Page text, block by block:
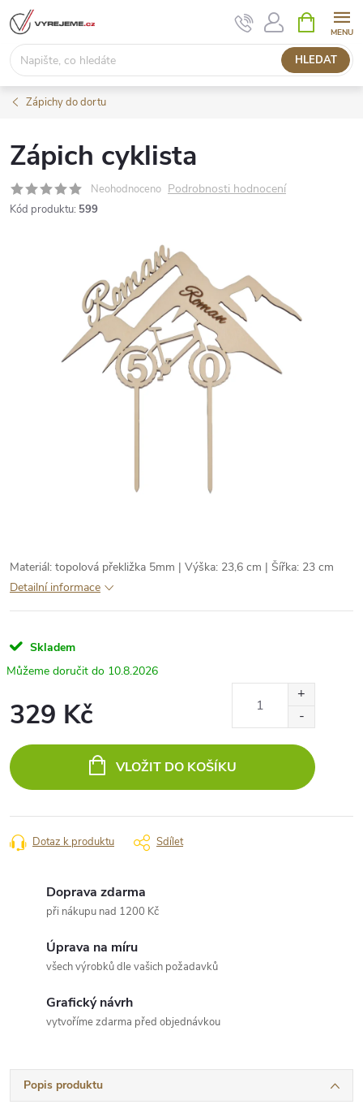
Přejít
na
obsah
HLEDAT
NÁKUPNÍ
KOŠÍK
Zápichy do dortu
Zápich cyklista
Neohodnoceno Podrobnosti hodnocení
Kód produktu: 599
Materiál: topolová překližka 5mm | Výška: 23,6 cm | Šířka: 23 cm
Detailní informace
Skladem
10.8.2026
329 Kč
cena:
VLOŽIT DO KOŠÍKU
Dotaz k produktu Sdílet
Doprava zdarma
při nákupu nad 1200 Kč
Úprava na míru
všech výrobků dle vašich požadavků
Grafický návrh
vytvoříme zdarma před objednávkou
Popis produktu